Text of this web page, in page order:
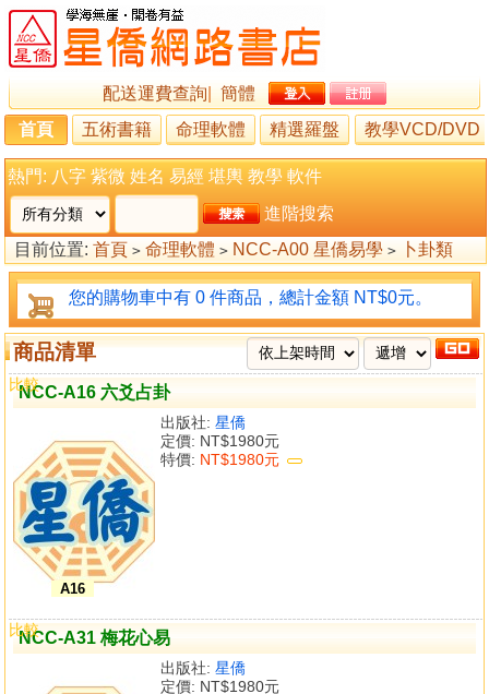
配送運費查詢
簡體
首頁
五術書籍 命理軟體 精選羅盤 教學VCD/DVD
熱門: 八字 紫微 姓名 易經 堪輿 教學 軟件
進階搜索
目前位置: 首頁 > 命理軟體 > NCC-A00 星僑易學 > 卜卦類
您的購物車中有 0 件商品，總計金額 NT$0元。
商品清單
NCC-A16 六爻占卦
A16
出版社: 星僑
定價: NT$1980元
特價: NT$1980元
比較
NCC-A31 梅花心易
出版社: 星僑
定價: NT$1980元
比較